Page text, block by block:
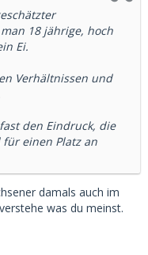
18 jährige, hoch
Ei.
Verhältnissen und
den Eindruck, die
einen Platz an
damals auch im
was du meinst.